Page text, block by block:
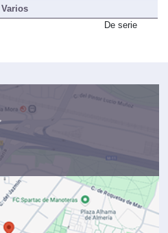
Varios
De serie